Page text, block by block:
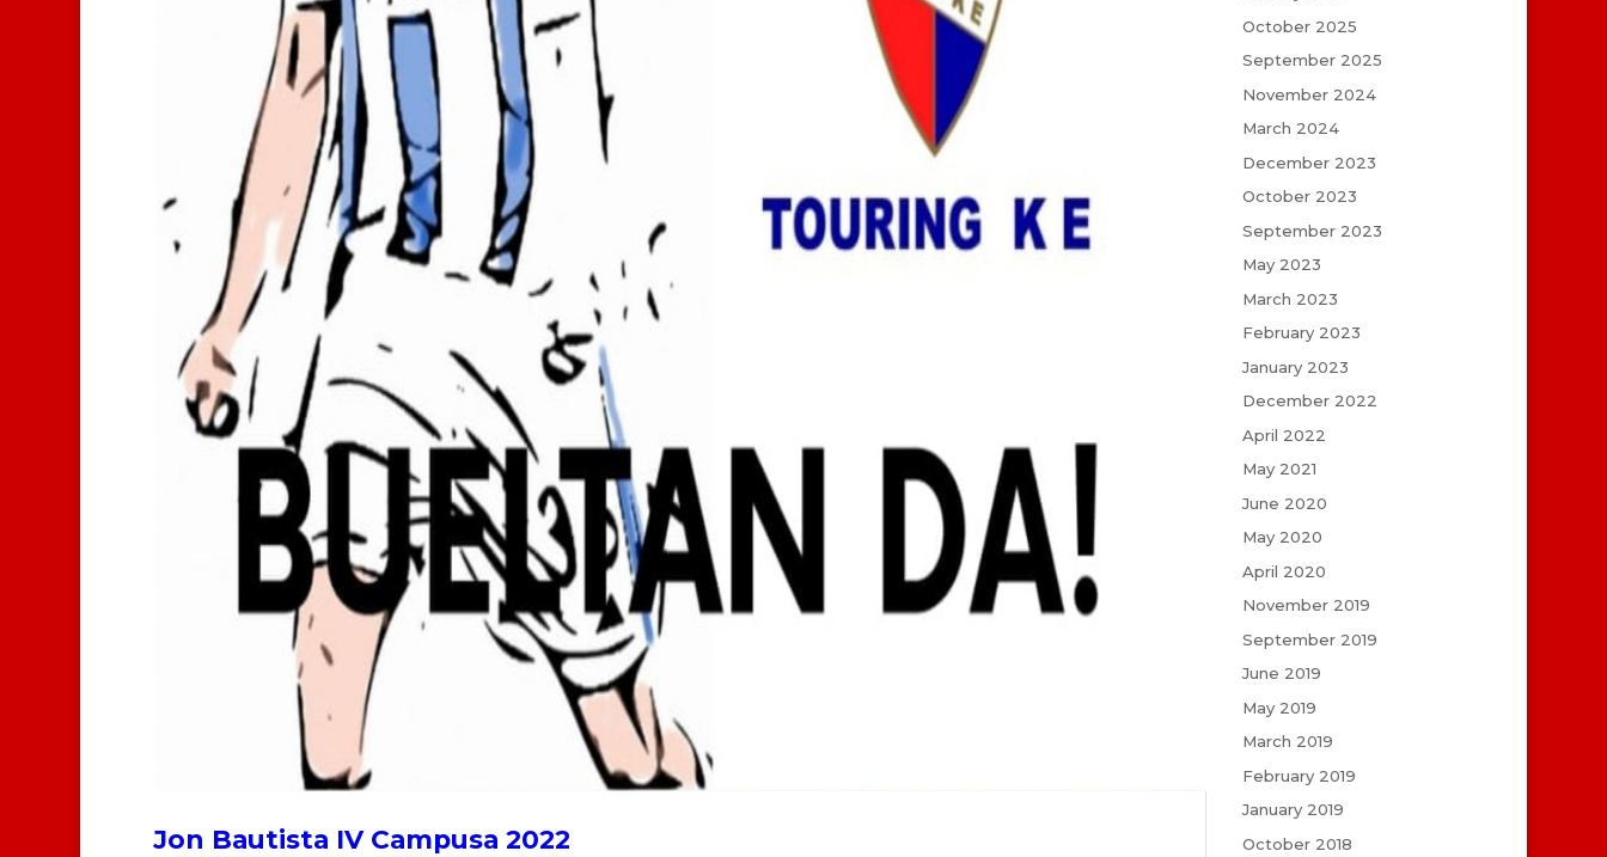
Jon Bautista IV Campusa 2022
October 2025
September 2025
November 2024
March 2024
December 2023
October 2023
September 2023
May 2023
March 2023
February 2023
January 2023
December 2022
April 2022
May 2021
June 2020
May 2020
April 2020
November 2019
September 2019
June 2019
May 2019
March 2019
February 2019
January 2019
October 2018